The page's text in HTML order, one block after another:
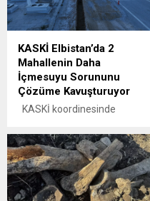
KASKİ Elbistan’da 2
Mahallenin Daha
İçmesuyu Sorununu
Çözüme Kavuşturuyor
KASKİ koordinesinde
Bulvarı’nda 5,5 kilometrelik
içmesuyu hattının imalatı
yoğun bir şekilde sürüyor.
Proje hayata geçtiğinde
Cumhuriyet ve Orhangazi